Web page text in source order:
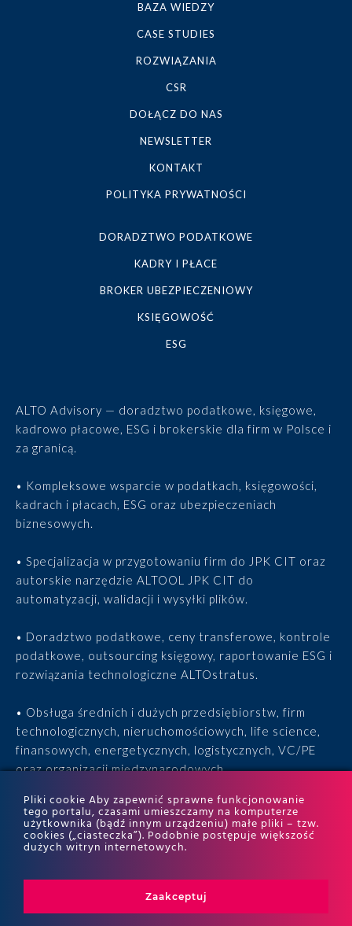
BAZA WIEDZY
CASE STUDIES
ROZWIĄZANIA
CSR
DOŁĄCZ DO NAS
NEWSLETTER
KONTAKT
POLITYKA PRYWATNOŚCI
DORADZTWO PODATKOWE
KADRY I PŁACE
BROKER UBEZPIECZENIOWY
KSIĘGOWOŚĆ
ESG
ALTO Advisory — doradztwo podatkowe, księgowe,
kadrowo płacowe, ESG i brokerskie dla firm w Polsce i
za granicą.
• Kompleksowe wsparcie w podatkach, księgowości,
kadrach i płacach, ESG oraz ubezpieczeniach
biznesowych.
• Specjalizacja w przygotowaniu firm do JPK CIT oraz
autorskie narzędzie ALTOOL JPK CIT do
automatyzacji, walidacji i wysyłki plików.
• Doradztwo podatkowe, ceny transferowe, kontrole
podatkowe, outsourcing księgowy, raportowanie ESG i
rozwiązania technologiczne ALTOstratus.
• Obsługa średnich i dużych przedsiębiorstw, firm
technologicznych, nieruchomościowych, life science,
finansowych, energetycznych, logistycznych, VC/PE
oraz organizacji międzynarodowych.
• 15 lat doświadczenia, 170 ekspertów, tysiące
zrealizowanych projektów i wyróżnienia w rankingach
ITR World Tax i ITR World TP.
Pliki cookie Aby zapewnić sprawne funkcjonowanie
tego portalu, czasami umieszczamy na komputerze
użytkownika (bądź innym urządzeniu) małe pliki – tzw.
cookies („ciasteczka”). Podobnie postępuje większość
dużych witryn internetowych.
Zaakceptuj